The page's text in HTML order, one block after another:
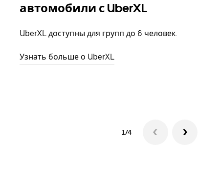
автомобили с UberXL
UberXL доступны для групп до 6 человек.
Узнать больше о UberXL
1/4